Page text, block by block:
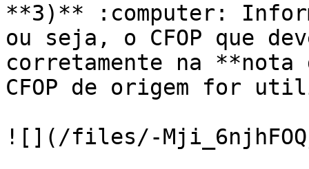
**3)** :computer:
ou seja, o CFOP que
corretamente na **nota
CFOP de origem for
![](/files/-